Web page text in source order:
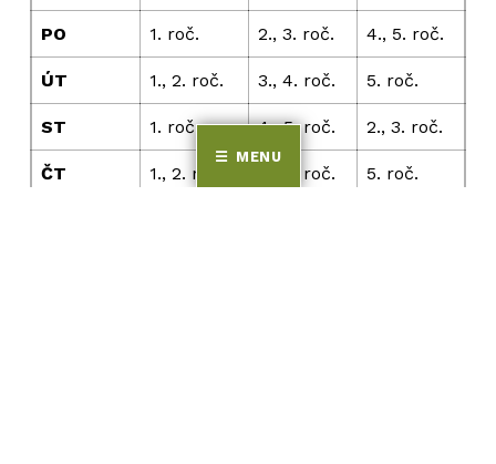
MENU
PO 1. roč. 2., 3. roč. 4., 5. roč.
ÚT 1., 2. roč. 3., 4. roč. 5. roč.
ST 1. roč. 4., 5. roč. 2., 3. roč.
ČT 1., 2. roč. 3., 4. roč. 5. roč.